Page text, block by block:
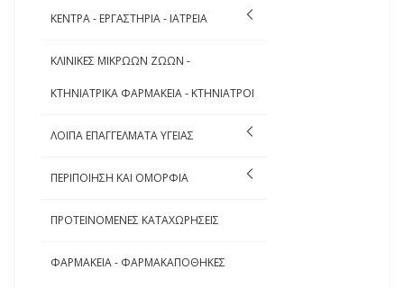
ΚΕΝΤΡΑ - ΕΡΓΑΣΤΗΡΙΑ - ΙΑΤΡΕΙΑ
ΚΛΙΝΙΚΕΣ ΜΙΚΡΩΩΝ ΖΩΩΝ -
ΚΤΗΝΙΑΤΡΙΚΑ ΦΑΡΜΑΚΕΙΑ - ΚΤΗΝΙΑΤΡΟΙ
ΛΟΙΠΑ ΕΠΑΓΓΕΛΜΑΤΑ ΥΓΕΙΑΣ
ΠΕΡΙΠΟΙΗΣΗ ΚΑΙ ΟΜΟΡΦΙΑ
ΠΡΟΤΕΙΝΟΜΕΝΕΣ ΚΑΤΑΧΩΡΗΣΕΙΣ
ΦΑΡΜΑΚΕΙΑ - ΦΑΡΜΑΚΑΠΟΘΗΚΕΣ